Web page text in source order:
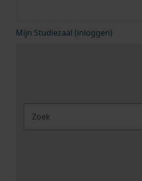
Mijn Studiezaal (inloggen)